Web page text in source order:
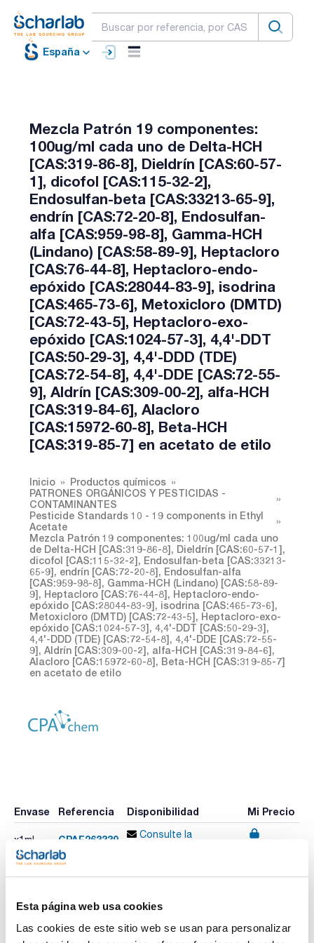
Esta página web usa cookies
Las cookies de este sitio web se usan para personalizar
España
Mezcla Patrón 19 componentes:
100ug/ml cada uno de Delta-HCH
[CAS:319-86-8], Dieldrín [CAS:60-57-
1], dicofol [CAS:115-32-2],
Endosulfan-beta [CAS:33213-65-9],
endrín [CAS:72-20-8], Endosulfan-
alfa [CAS:959-98-8], Gamma-HCH
(Lindano) [CAS:58-89-9], Heptacloro
[CAS:76-44-8], Heptacloro-endo-
epóxido [CAS:28044-83-9], isodrina
[CAS:465-73-6], Metoxicloro (DMTD)
[CAS:72-43-5], Heptacloro-exo-
epóxido [CAS:1024-57-3], 4,4'-DDT
[CAS:50-29-3], 4,4'-DDD (TDE)
[CAS:72-54-8], 4,4'-DDE [CAS:72-55-
9], Aldrín [CAS:309-00-2], alfa-HCH
[CAS:319-84-6], Alacloro
[CAS:15972-60-8], Beta-HCH
[CAS:319-85-7] en acetato de etilo
Inicio
Productos químicos
PATRONES ORGÁNICOS Y PESTICIDAS -
CONTAMINANTES
Pesticide Standards 10 - 19 components in Ethyl
Acetate
Mezcla Patrón 19 componentes: 100ug/ml cada uno
de Delta-HCH [CAS:319-86-8], Dieldrín [CAS:60-57-1],
dicofol [CAS:115-32-2], Endosulfan-beta [CAS:33213-
65-9], endrín [CAS:72-20-8], Endosulfan-alfa
[CAS:959-98-8], Gamma-HCH (Lindano) [CAS:58-89-
9], Heptacloro [CAS:76-44-8], Heptacloro-endo-
epóxido [CAS:28044-83-9], isodrina [CAS:465-73-6],
Metoxicloro (DMTD) [CAS:72-43-5], Heptacloro-exo-
epóxido [CAS:1024-57-3], 4,4'-DDT [CAS:50-29-3],
4,4'-DDD (TDE) [CAS:72-54-8], 4,4'-DDE [CAS:72-55-
9], Aldrín [CAS:309-00-2], alfa-HCH [CAS:319-84-6],
Alacloro [CAS:15972-60-8], Beta-HCH [CAS:319-85-7]
en acetato de etilo
Envase Referencia Disponibilidad Mi Precio
x1mL CPAF263339
Consulte la
Imprimir ficha de
producto
Características